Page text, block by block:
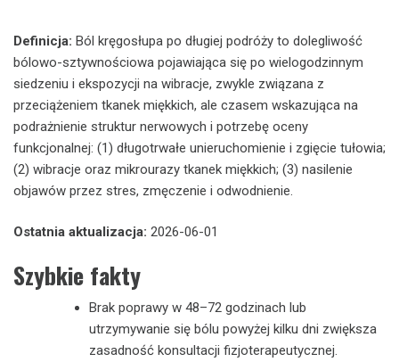
Definicja: Ból kręgosłupa po długiej podróży to dolegliwość
bólowo-sztywnościowa pojawiająca się po wielogodzinnym
siedzeniu i ekspozycji na wibracje, zwykle związana z
przeciążeniem tkanek miękkich, ale czasem wskazująca na
podrażnienie struktur nerwowych i potrzebę oceny
funkcjonalnej: (1) długotrwałe unieruchomienie i zgięcie tułowia;
(2) wibracje oraz mikrourazy tkanek miękkich; (3) nasilenie
objawów przez stres, zmęczenie i odwodnienie.
Ostatnia aktualizacja: 2026-06-01
Szybkie fakty
Brak poprawy w 48–72 godzinach lub
utrzymywanie się bólu powyżej kilku dni zwiększa
zasadność konsultacji fizjoterapeutycznej.